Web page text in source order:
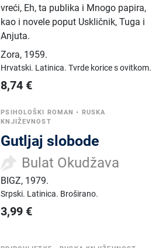
vreći, Eh, ta publika i Mnogo papira,
kao i novele poput Uskličnik, Tuga i
Anjuta.
Zora, 1959.
Hrvatski. Latinica.Tvrde korice s ovitkom.
8,74 €
PSIHOLOŠKI ROMAN • RUSKA
KNJIŽEVNOST
Gutljaj slobode
Bulat Okudžava
BIGZ, 1979.
Srpski. Latinica. Broširano.
3,99 €